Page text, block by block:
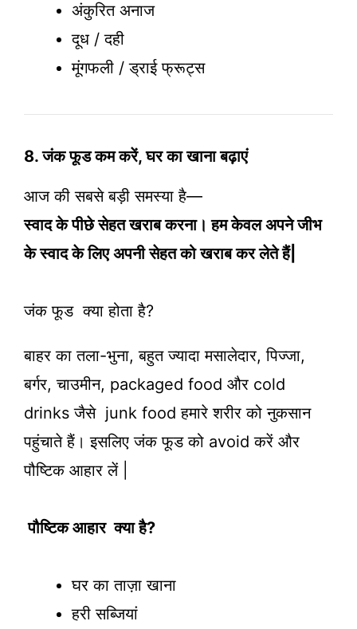
अंकुरित अनाज
दूध / दही
मूंगफली / ड्राई फ्रूट्स
8. जंक फूड कम करें, घर का खाना बढ़ाएं
आज की सबसे बड़ी समस्या है—
स्वाद के पीछे सेहत खराब करना। हम केवल अपने जीभ
के स्वाद के लिए अपनी सेहत को खराब कर लेते हैं|
जंक फूड क्या होता है?
बाहर का तला-भुना, बहुत ज्यादा मसालेदार, पिज्जा,
बर्गर, चाउमीन, packaged food और cold
drinks जैसे junk food हमारे शरीर को नुकसान
पहुंचाते हैं। इसलिए जंक फूड को avoid करें और
पौष्टिक आहार लें |
पौष्टिक आहार क्या है?
घर का ताज़ा खाना
हरी सब्जियां